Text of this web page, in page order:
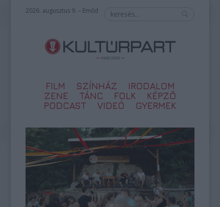
2026. augusztus 9. – Emőd
FILM SZÍNHÁZ
IRODALOM
ZENE
TÁNC FOLK
KÉPZŐ
PODCAST
VIDEÓ GYERMEK